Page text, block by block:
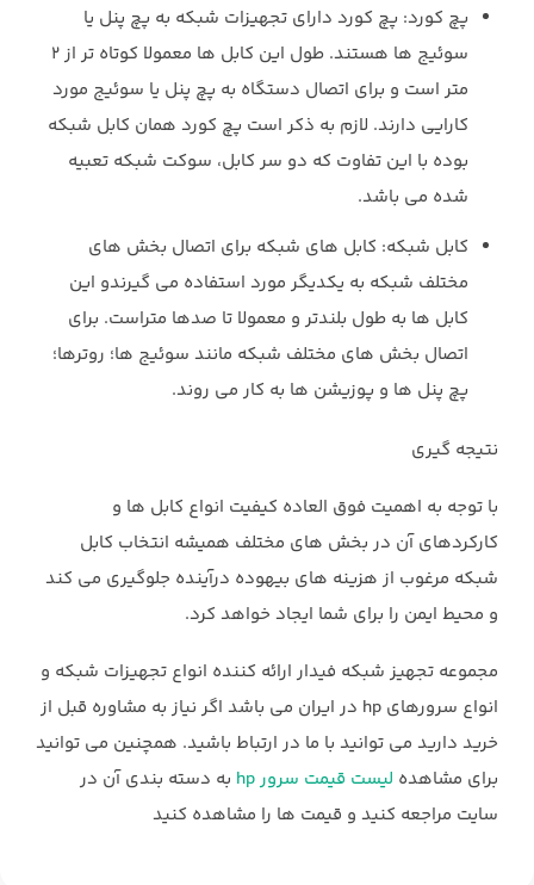
پچ کورد: پچ کورد دارای تجهیزات شبکه به پچ پنل یا
سوئیج ها هستند. طول این کابل ها معمولا کوتاه تر از 2
متر است و برای اتصال دستگاه به پچ پنل یا سوئیج مورد
کارایی دارند. لازم به ذکر است پچ کورد همان کابل شبکه
بوده با این تفاوت که دو سر کابل، سوکت شبکه تعبیه
شده می باشد.
کابل شبکه: کابل های شبکه برای اتصال بخش های
مختلف شبکه به یکدیگر مورد استفاده می گیرندو این
کابل ها به طول بلندتر و معمولا تا صدها متراست. برای
اتصال بخش های مختلف شبکه مانند سوئیج ها؛ روترها؛
پچ پنل ها و پوزیشن ها به کار می روند.
نتیجه گیری
با توجه به اهمیت فوق العاده کیفیت انواع کابل ها و
کارکردهای آن در بخش های مختلف همیشه انتخاب کابل
شبکه مرغوب از هزینه های بیهوده درآینده جلوگیری می کند
و محیط ایمن را برای شما ایجاد خواهد کرد.
مجموعه تجهیز شبکه فیدار ارائه کننده انواع تجهیزات شبکه و
انواع سرورهای hp در ایران می باشد اگر نیاز به مشاوره قبل از
خرید دارید می توانید با ما در ارتباط باشید. همچنین می توانید
برای مشاهده لیست قیمت سرور hp
به دسته بندی آن در
سایت مراجعه کنید و قیمت ها را مشاهده کنید